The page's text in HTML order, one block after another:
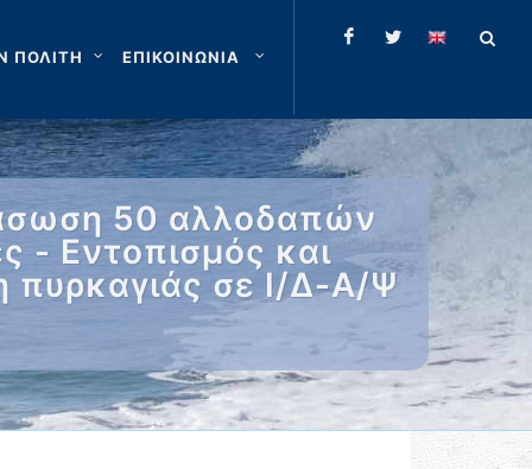
ΠΟΛΙΤΗ ΕΠΙΚΟΙΝΩΝΙΑ
50 αλλοδαπών
- Εντοπισμός και
πυρκαγιάς σε Ι/Δ-Α/Ψ